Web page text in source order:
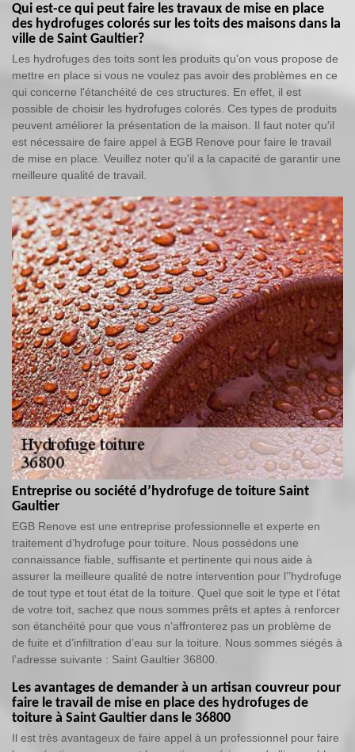
Qui est-ce qui peut faire les travaux de mise en place
des hydrofuges colorés sur les toits des maisons dans la
ville de Saint Gaultier?
Les hydrofuges des toits sont les produits qu'on vous propose de
mettre en place si vous ne voulez pas avoir des problèmes en ce
qui concerne l'étanchéité de ces structures. En effet, il est
possible de choisir les hydrofuges colorés. Ces types de produits
peuvent améliorer la présentation de la maison. Il faut noter qu'il
est nécessaire de faire appel à EGB Renove pour faire le travail
de mise en place. Veuillez noter qu'il a la capacité de garantir une
meilleure qualité de travail.
Entreprise ou société d’hydrofuge de toiture Saint
Gaultier
EGB Renove est une entreprise professionnelle et experte en
traitement d’hydrofuge pour toiture. Nous possédons une
connaissance fiable, suffisante et pertinente qui nous aide à
assurer la meilleure qualité de notre intervention pour l’’hydrofuge
de tout type et tout état de la toiture. Quel que soit le type et l’état
de votre toit, sachez que nous sommes prêts et aptes à renforcer
son étanchéité pour que vous n’affronterez pas un problème de
de fuite et d’infiltration d’eau sur la toiture. Nous sommes siégés à
l’adresse suivante : Saint Gaultier 36800.
Les avantages de demander à un artisan couvreur pour
faire le travail de mise en place des hydrofuges de
toiture à Saint Gaultier dans le 36800
Il est très avantageux de faire appel à un professionnel pour faire